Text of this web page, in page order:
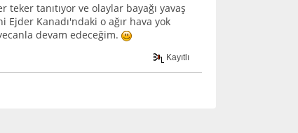
tanıtıyor ve olaylar bayağı yavaş
Kanadı'ndaki o ağır hava yok
devam edeceğim.
Kayıtlı